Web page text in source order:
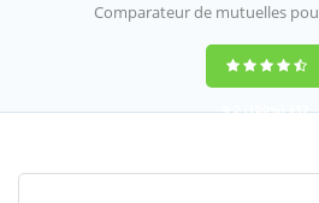
Comparateur de mutuelles
9,2(100%)452